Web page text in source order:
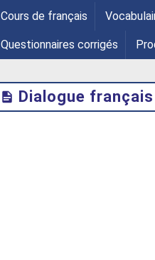
Cours de français
Questionnaires corrigés
Dialogue